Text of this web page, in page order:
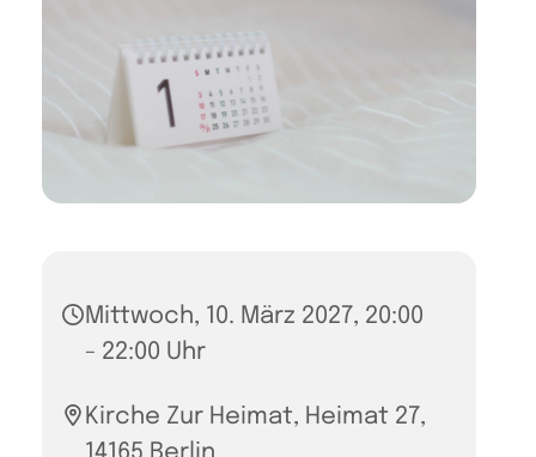
Mittwoch, 10. März 2027, 20:00
- 22:00 Uhr
Kirche Zur Heimat, Heimat 27,